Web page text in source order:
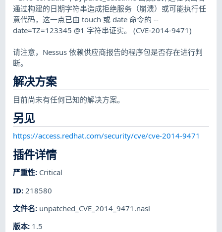
通过构建的日期字符串造成拒绝服务（崩溃）或可能执行任
意代码，这一点已由 touch 或 date 命令的 --
date=TZ=123345 @1 字符串证实。 (CVE-2014-9471)
请注意，Nessus 依赖供应商报告的程序包是否存在进行判
断。
解决方案
目前尚未有任何已知的解决方案。
另见
https://access.redhat.com/security/cve/cve-2014-9471
插件详情
严重性: Critical
ID: 218580
文件名: unpatched_CVE_2014_9471.nasl
版本: 1.5